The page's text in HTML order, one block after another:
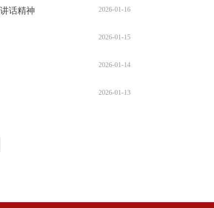
话精神 2026-01-16
2026-01-15
2026-01-14
2026-01-13